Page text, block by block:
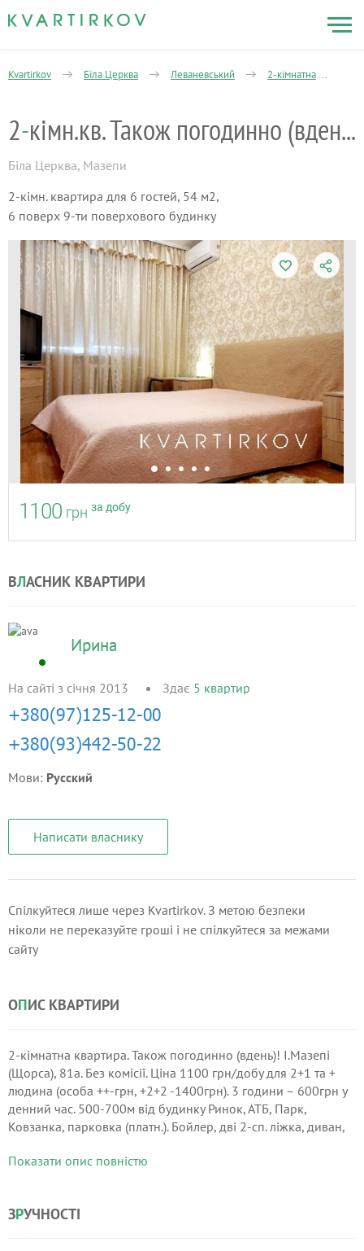
Kvartirkov Біла Церква Леваневський 2-кімнатна
2- кімн.кв. Також погодинно (вдень)!
Біла Церква, Мазепи
2-кімн. квартира для 6 гостей, 54 м2,
6 поверх 9-ти поверхового будинку
1100 грн за добу
ВЛАСНИК КВАРТИРИ
Ирина
На сайті з січня 2013 Здає 5 квартир
Мови: Русский
Написати власнику
Спілкуйтеся лише через Kvartirkov. З метою безпеки
ніколи не переказуйте гроші і не спілкуйтеся за межами
сайту
ОПИС КВАРТИРИ
2-кімнатна квартира. Також погодинно (вдень)! І.Мазепі
(Щорса), 81а. Без комісії. Ціна 1100 грн/добу для 2+1 та +
людина (особа ++-грн, +2+2 -1400грн). 3 години – 600грн у
денний час. 500-700м від будинку Ринок, АТБ, Парк,
Ковзанка, парковка (платн.). Бойлер, дві 2-сп. ліжка, диван,
посуд, постіль, рушники, фен, стир.
Показати опис повністю
ЗРУЧНОСТІ